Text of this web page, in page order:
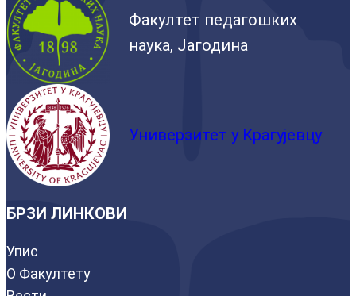
Факултет педагошких
наука, Јагодина
Универзитет у Крагујевцу
БРЗИ ЛИНКОВИ
Упис
О Факултету